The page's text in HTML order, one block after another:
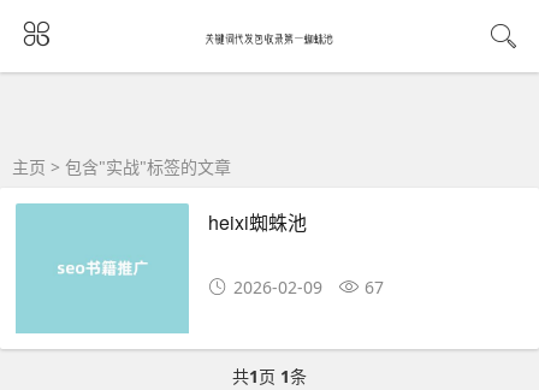
主页 > 包含"实战"标签的文章
heixi蜘蛛池
2026-02-09 67
共1页 1条